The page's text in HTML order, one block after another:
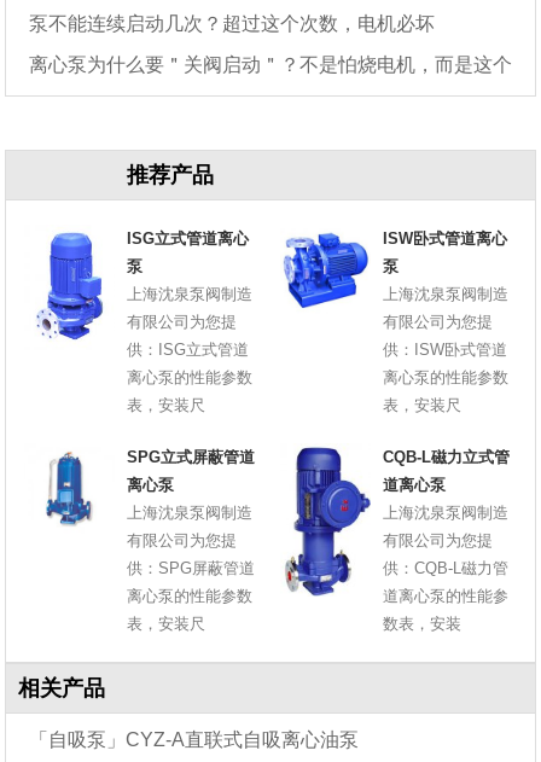
泵不能连续启动几次？超过这个次数，电机必坏
离心泵为什么要＂关阀启动＂？不是怕烧电机，而是这个
推荐产品
ISG立式管道离心
泵
上海沈泉泵阀制造
有限公司为您提
供：ISG立式管道
离心泵的性能参数
表，安装尺
ISW卧式管道离心
泵
上海沈泉泵阀制造
有限公司为您提
供：ISW卧式管道
离心泵的性能参数
表，安装尺
SPG立式屏蔽管道
离心泵
上海沈泉泵阀制造
有限公司为您提
供：SPG屏蔽管道
离心泵的性能参数
表，安装尺
CQB-L磁力立式管
道离心泵
上海沈泉泵阀制造
有限公司为您提
供：CQB-L磁力管
道离心泵的性能参
数表，安装
相关产品
「自吸泵」CYZ-A直联式自吸离心油泵